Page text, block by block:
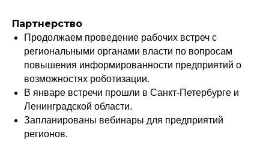
Партнерство
Продолжаем проведение рабочих встреч с
региональными органами власти по вопросам
повышения информированности предприятий о
возможностях роботизации.
В январе встречи прошли в Санкт-Петербурге и
Ленинградской области.
Запланированы вебинары для предприятий
регионов.